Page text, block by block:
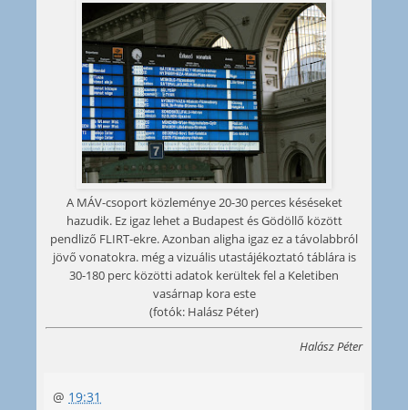
A MÁV-csoport közleménye 20-30 perces késéseket
hazudik. Ez igaz lehet a Budapest és Gödöllő között
pendliző FLIRT-ekre. Azonban aligha igaz ez a távolabbról
jövő vonatokra. még a vizuális utastájékoztató táblára is
30-180 perc közötti adatok kerültek fel a Keletiben
vasárnap kora este
(fotók: Halász Péter)
Halász Péter
@ 19:31